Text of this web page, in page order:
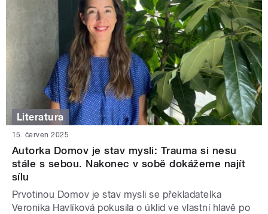
Literatura
15. červen 2025
Autorka Domov je stav mysli: Trauma si nesu
stále s sebou. Nakonec v sobě dokážeme najít
sílu
Prvotinou Domov je stav mysli se překladatelka
Veronika Havlíková pokusila o úklid ve vlastní hlavě po